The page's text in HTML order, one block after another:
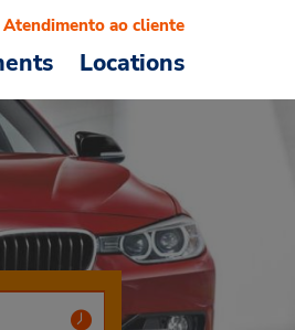
Locations
Atendimento ao cliente